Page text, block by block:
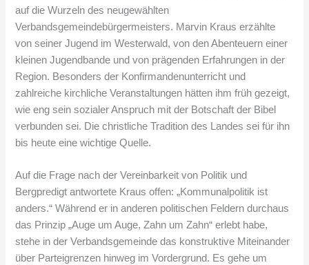
auf die Wurzeln des neugewählten
Verbandsgemeindebürgermeisters. Marvin Kraus erzählte
von seiner Jugend im Westerwald, von den Abenteuern einer
kleinen Jugendbande und von prägenden Erfahrungen in der
Region. Besonders der Konfirmandenunterricht und
zahlreiche kirchliche Veranstaltungen hätten ihm früh gezeigt,
wie eng sein sozialer Anspruch mit der Botschaft der Bibel
verbunden sei. Die christliche Tradition des Landes sei für ihn
bis heute eine wichtige Quelle.
Auf die Frage nach der Vereinbarkeit von Politik und
Bergpredigt antwortete Kraus offen: „Kommunalpolitik ist
anders.“ Während er in anderen politischen Feldern durchaus
das Prinzip „Auge um Auge, Zahn um Zahn“ erlebt habe,
stehe in der Verbandsgemeinde das konstruktive Miteinander
über Parteigrenzen hinweg im Vordergrund. Es gehe um